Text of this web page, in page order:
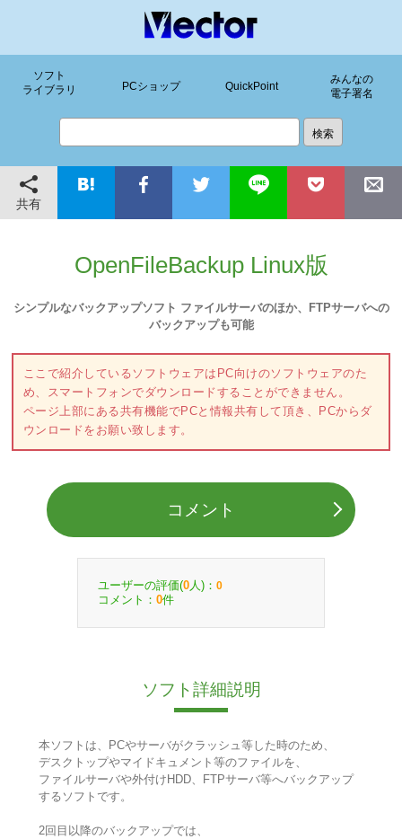
ソフト
ライブラリ
PCショップ QuickPoint
みんなの
電子署名
共有
OpenFileBackup Linux版
シンプルなバックアップソフト ファイルサーバのほか、FTPサーバへの
バックアップも可能
ここで紹介しているソフトウェアはPC向けのソフトウェアのた
め、スマートフォンでダウンロードすることができません。
ページ上部にある共有機能でPCと情報共有して頂き、PCからダ
ウンロードをお願い致します。
コメント
ユーザーの評価(0 人)： 0
コメント： 0件
ソフト詳細説明
本ソフトは、PCやサーバがクラッシュ等した時のため、
デスクトップやマイドキュメント等のファイルを、
ファイルサーバや外付けHDD、FTPサーバ等へバックアップ
するソフトです。
2回目以降のバックアップでは、